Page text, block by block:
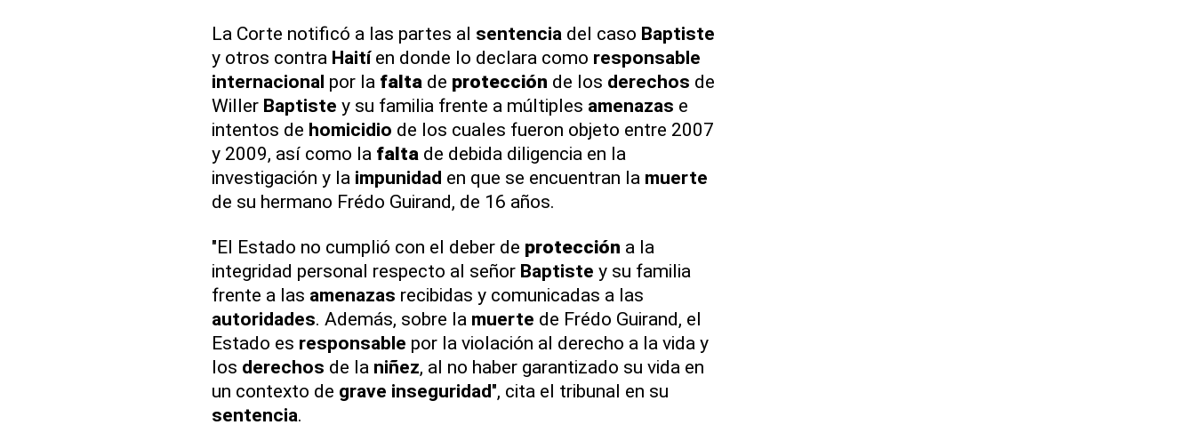
La Corte notificó a las partes al sentencia del caso Baptiste
y otros contra Haitíen donde lo declara como responsable
internacional por la falta de protección de los derechos de
Willer Baptiste y su familia frente a múltiples amenazas e
intentos de homicidio de los cuales fueron objeto entre 2007
y 2009, así como la falta de debida diligencia en la
investigación y la impunidad en que se encuentran la muerte
de su hermano Frédo Guirand, de 16 años.
"El Estado no cumplió con el deber de protección a la
integridad personal respecto al señor Baptiste y su familia
frente a las amenazas recibidas y comunicadas a las
autoridades. Además, sobre la muerte de Frédo Guirand, el
Estado es responsable por la violación al derecho a la vida y
los derechos de la niñez, al no haber garantizado su vida en
un contexto de grave inseguridad", cita el tribunal en su
sentencia.